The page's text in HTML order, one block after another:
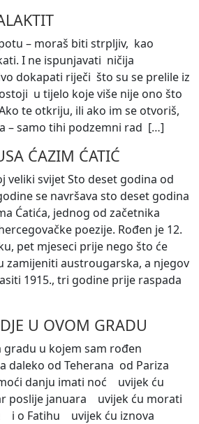
– moraš biti strpljiv, kao
I ne ispunjavati ničija
dokapati riječi što su se prelile iz
u tijelo koje više nije ono što
te otkriju, ili ako im se otvoriš,
– samo tihi podzemni rad […]
ĆAZIM ĆATIĆ
veliki svijet Sto deset godina od
se navršava sto deset godina
Ćatića, jednog od začetnika
poezije. Rođen je 12.
pet mjeseci prije nego što će
zamijeniti austrougarska, a njegov
1915., tri godine prije raspada
U OVOM GRADU
gradu u kojem sam rođen
daleko od Teherana od Pariza
danju imati noć uvijek ću
poslije januara uvijek ću morati
i o Fatihu uvijek ću iznova